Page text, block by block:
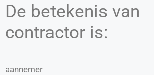
De betekenis van
contractor is:
aannemer